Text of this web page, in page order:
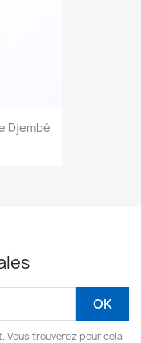
Djembé
Vous trouverez pour cela